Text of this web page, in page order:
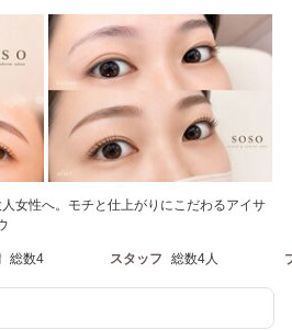
人女性へ。モチと仕上がりにこだわるアイサ
総数4 スタッフ 総数4人